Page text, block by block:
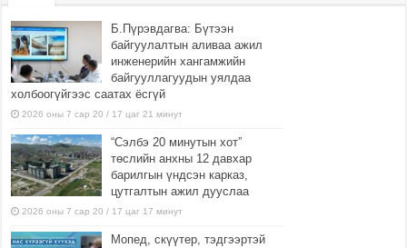
Б.Пүрэвдагва: Бүтээн
байгуулалтын аливаа ажил
инженерийн хангамжийн
байгууллагуудын уялдаа
холбоогүйгээс саатах ёсгүй
2026 оны 7 сар 20 / 17 цаг 21 минут
“Сэлбэ 20 минутын хот”
төслийн анхны 12 давхар
барилгын үндсэн карказ,
цутгалтын ажил дууслаа
2026 оны 7 сар 20 / 17 цаг 17 минут
Мопед, скүүтер, тэдгээртэй